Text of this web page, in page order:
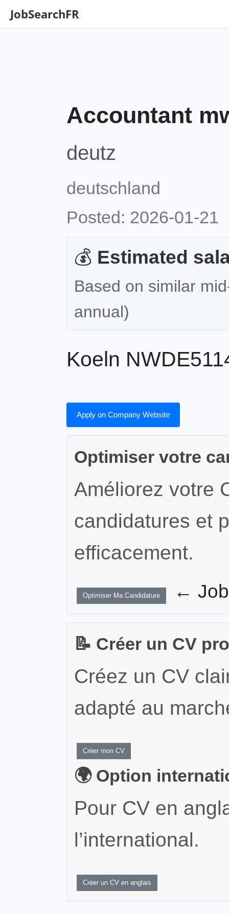
JobSearchFR
Accountant
deutz
deutschland
Posted: 2026-01-21
💰 Estimated
Based on similar
annual)
Koeln
Apply on Company Website
Optimiser votre
Améliorez votre
candidatures et
efficacement.
Optimiser Ma Candidature ←
📝 Créer un CV
Créez un CV
adapté au
Créer mon CV
🌍 Option
Pour CV en
l’international.
Créer un CV en anglais